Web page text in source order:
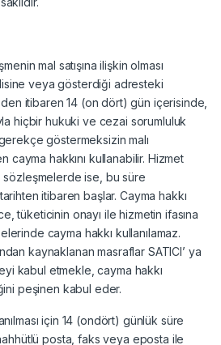
mal satışına ilişkin olması
veya gösterdiği adresteki
itibaren 14 (on dört) gün içerisinde,
hiçbir hukuki ve cezai sorumluluk
göstermeksizin malı
hakkını kullanabilir. Hizmet
sözleşmelerde ise, bu süre
itibaren başlar. Cayma hakkı
tüketicinin onayı ile hizmetin ifasına
cayma hakkı kullanılamaz.
kaynaklanan masraflar SATICI’ ya
kabul etmekle, cayma hakkı
peşinen kabul eder.
için 14 (ondört) günlük süre
posta, faks veya eposta ile